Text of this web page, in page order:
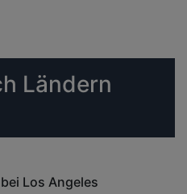
Ländern
bei Los Angeles